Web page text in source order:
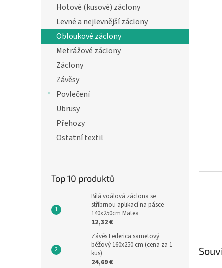
í
Hotové (kusové) záclony
Levné a nejlevnější záclony
Obloukové záclony
Metrážové záclony
Záclony
Závěsy
Povlečení
Ubrusy
Přehozy
Ostatní textil
Top 10 produktů
Bílá voálová záclona se
stříbrnou aplikací na pásce
140x250cm Matea
12,32 €
Závěs Federica sametový
béžový 160x250 cm (cena za 1
kus)
24,69 €